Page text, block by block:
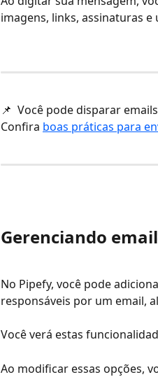
imagens, links, assinaturas
📌  Você pode disparar
Confira boas práticas para
Gerenciando
No Pipefy, você pode
responsáveis por um email,
Você verá estas
Ao modificar essas opções,